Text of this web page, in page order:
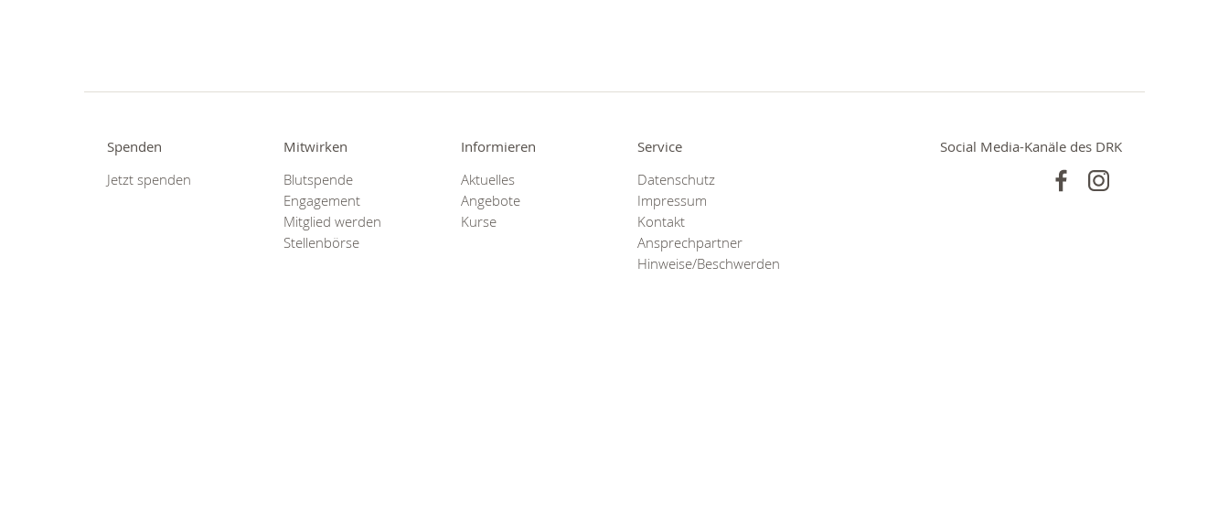
Spenden
Jetzt spenden
Mitwirken
Blutspende
Engagement
Mitglied werden
Stellenbörse
Informieren
Aktuelles
Angebote
Kurse
Service
Datenschutz
Impressum
Kontakt
Ansprechpartner
Hinweise/Beschwerden
Social Media-Kanäle des DRK